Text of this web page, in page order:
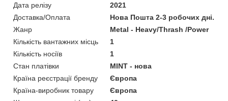
Дата релізу
2021
Доставка/Оплата
Нова Пошта 2-3 робочих дні.
Жанр
Metal - Heavy/Thrash /Power
Кількість вантажних місць
1
Кількість носіїв
1
Стан платівки
MINT - нова
Країна реєстрації бренду
Європа
Країна-виробник товару
Європа